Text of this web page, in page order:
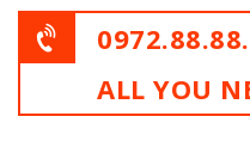
ALL YOU